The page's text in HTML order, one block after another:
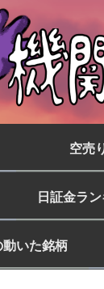
空売
日証金ラ
いた銘柄